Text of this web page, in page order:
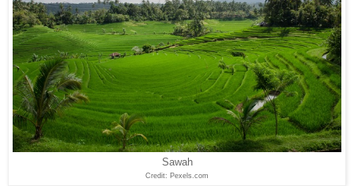
Sawah
Credit: Pexels.com